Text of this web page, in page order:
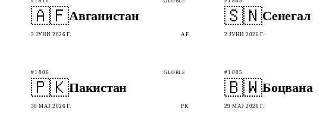
🇦🇫Авганистан
3 ЈУНИ 2026 Г. AF
🇸🇳Сенегал
2 ЈУНИ 2026 Г.
#1806 GLOBLE
🇵🇰Пакистан
30 МАЈ 2026 Г. PK
#1805
🇧🇼Боцвана
29 МАЈ 2026 Г.